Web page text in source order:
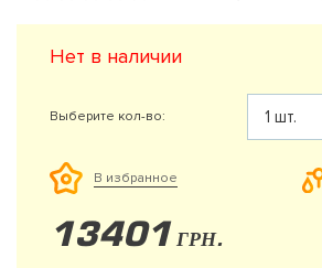
Нет в наличии
Выберите кол-во:
В избранное
13401 ГРН.